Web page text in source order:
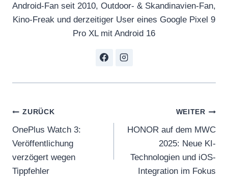
e
s
o
o
p
Android-Fan seit 2010, Outdoor- & Skandinavien-Fan,
Kino-Freak und derzeitiger User eines Google Pixel 9
Pro XL mit Android 16
Beitragsnavigation
ZURÜCK
OnePlus Watch 3:
Veröffentlichung
verzögert wegen
Tippfehler
WEITER
HONOR auf dem MWC
2025: Neue KI-
Technologien und iOS-
Integration im Fokus